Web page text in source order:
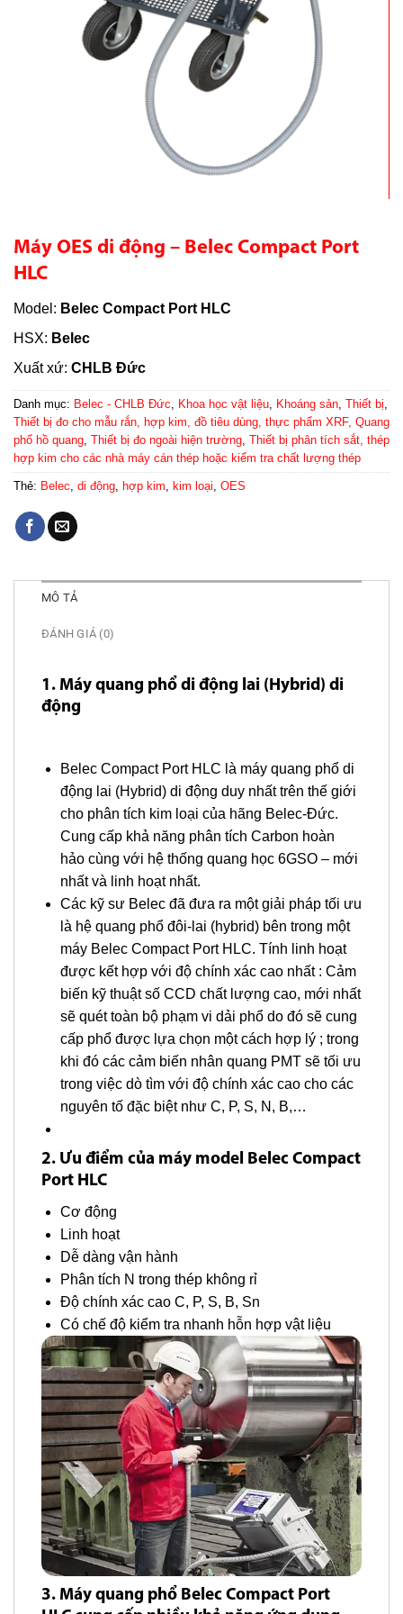
Máy OES di động – Belec Compact Port
HLC
Model: Belec Compact Port HLC
HSX: Belec
Xuất xứ: CHLB Đức
Danh mục: Belec - CHLB Đức, Khoa học vật liệu, Khoáng sản, Thiết bị,
Thiết bị đo cho mẫu rắn, hợp kim, đồ tiêu dùng, thực phẩm XRF, Quang
phổ hồ quang, Thiết bị đo ngoài hiện trường, Thiết bị phân tích sắt, thép
hợp kim cho các nhà máy cán thép hoặc kiểm tra chất lượng thép
Thẻ: Belec, di động, hợp kim, kim loại, OES
MÔ TẢ
ĐÁNH GIÁ (0)
1. Máy quang phổ di động lai (Hybrid) di
động
Belec Compact Port HLC là máy quang phổ di
động lai (Hybrid) di động duy nhất trên thế giới
cho phân tích kim loại của hãng Belec-Đức.
Cung cấp khả năng phân tích Carbon hoàn
hảo cùng với hệ thống quang học 6GSO – mới
nhất và linh hoạt nhất.
Các kỹ sư Belec đã đưa ra một giải pháp tối ưu
là hệ quang phổ đôi-lai (hybrid) bên trong một
máy Belec Compact Port HLC. Tính linh hoạt
được kết hợp với độ chính xác cao nhất : Cảm
biến kỹ thuật số CCD chất lượng cao, mới nhất
sẽ quét toàn bộ phạm vi dải phổ do đó sẽ cung
cấp phổ được lựa chọn một cách hợp lý ; trong
khi đó các cảm biến nhân quang PMT sẽ tối ưu
trong việc dò tìm với độ chính xác cao cho các
nguyên tố đặc biệt như C, P, S, N, B,…
2. Ưu điểm của máy model Belec Compact
Port HLC
Cơ động
Linh hoạt
Dễ dàng vận hành
Phân tích N trong thép không rỉ
Độ chính xác cao C, P, S, B, Sn
Có chế độ kiểm tra nhanh hỗn hợp vật liệu
3. Máy quang phổ Belec Compact Port